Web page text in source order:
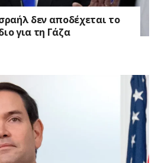
δεν αποδέχεται το
για τη Γάζα